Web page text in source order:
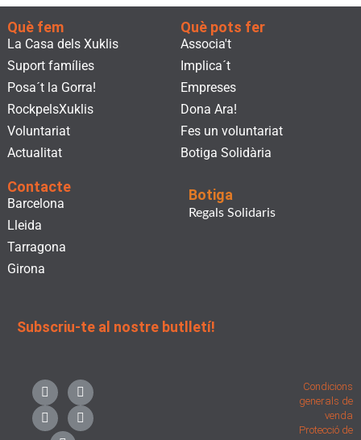
Què fem
La Casa dels Xuklis
Suport famílies
Posa´t la Gorra!
RockpelsXuklis
Voluntariat
Actualitat
Què pots fer
Associa't
Implica´t
Empreses
Dona Ara!
Fes un voluntariat
Botiga Solidària
Contacte
Barcelona
Lleida
Tarragona
Girona
Botiga
Regals Solidaris
Subscriu-te al nostre butlletí!
F
a
c
e
b
X
-
t
w
i
I
n
s
t
a
Y
o
u
t
u
L
n
k
e
Condicions
generals de
venda
Protecció de